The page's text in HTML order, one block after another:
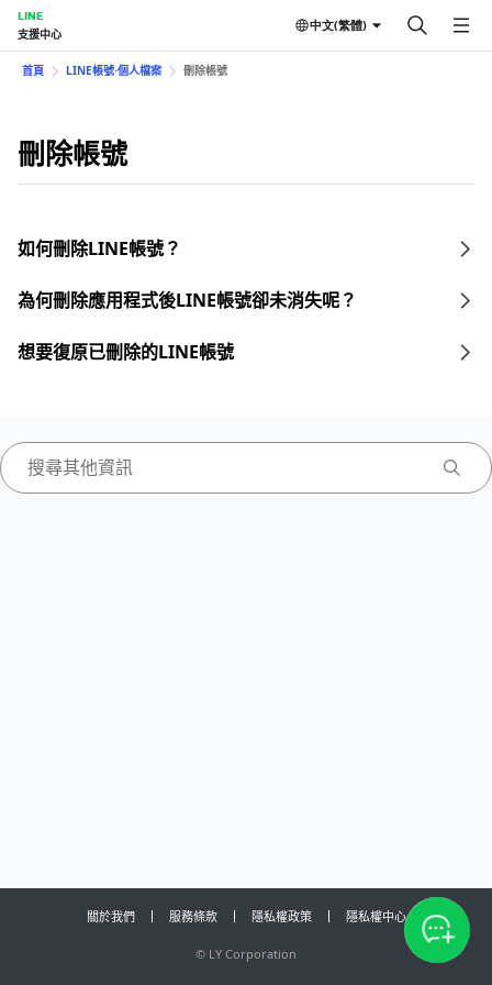
LINE
支援中心
中文(繁體)
首頁 LINE帳號⋅個人檔案 刪除帳號
刪除帳號
如何刪除LINE帳號？
為何刪除應用程式後LINE帳號卻未消失呢？
想要復原已刪除的LINE帳號
關於我們 服務條款 隱私權政策 隱私權中心
© LY Corporation